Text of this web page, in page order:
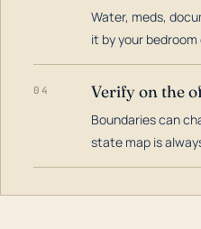
Water, meds,
it by your bedroom
04 Verify on the
Boundaries can
state map is